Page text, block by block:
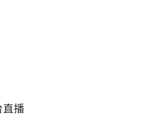
直播